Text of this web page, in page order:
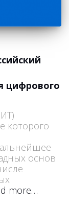
цифрового
которого
основ
more…